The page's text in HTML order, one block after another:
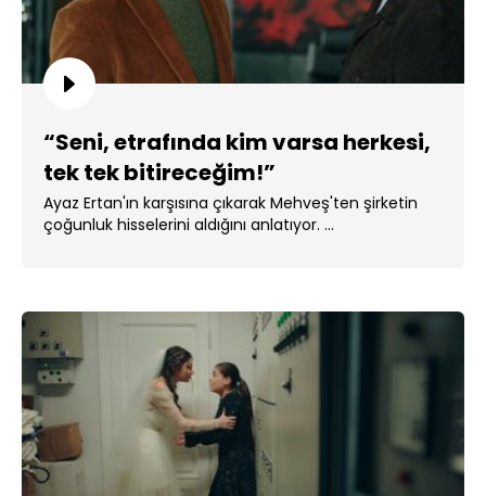
“Seni, etrafında kim varsa herkesi,
tek tek bitireceğim!”
Ayaz Ertan'ın karşısına çıkarak Mehveş'ten şirketin
çoğunluk hisselerini aldığını anlatıyor. ...